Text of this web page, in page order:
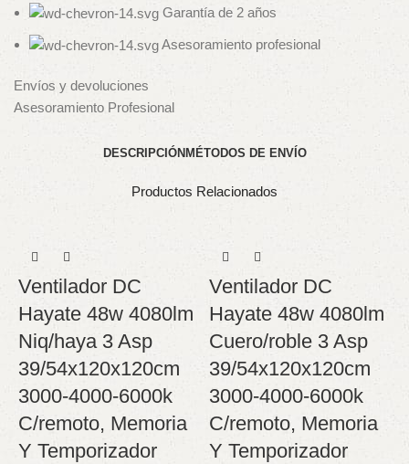
Garantía de 2 años
Asesoramiento profesional
Envíos y devoluciones
Asesoramiento Profesional
DESCRIPCIÓN MÉTODOS DE ENVÍO
Productos Relacionados
Ventilador DC
Hayate 48w 4080lm
Niq/haya 3 Asp
39/54x120x120cm
3000-4000-6000k
C/remoto, Memoria
Y Temporizador
Ventilador DC
Hayate 48w 4080lm
Cuero/roble 3 Asp
39/54x120x120cm
3000-4000-6000k
C/remoto, Memoria
Y Temporizador